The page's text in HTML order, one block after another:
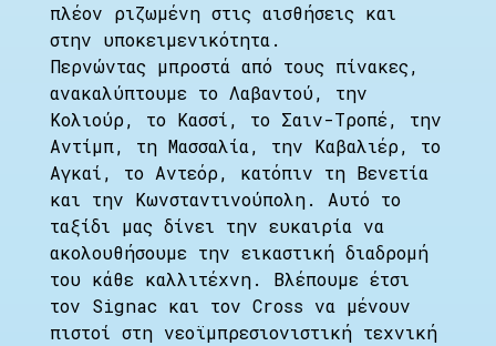
πλέον ριζωμένη στις αισθήσεις και
στην υποκειμενικότητα.
Περνώντας μπροστά από τους πίνακες,
ανακαλύπτουμε το Λαβαντού, την
Κολιούρ, το Κασσί, το Σαιν-Τροπέ, την
Αντίμπ, τη Μασσαλία, την Καβαλιέρ, το
Αγκαί, το Αντεόρ, κατόπιν τη Βενετία
και την Κωνσταντινούπολη. Αυτό το
ταξίδι μας δίνει την ευκαιρία να
ακολουθήσουμε την εικαστική διαδρομή
του κάθε καλλιτέχνη. Βλέπουμε έτσι
τον Signac και τον Cross να μένουν
πιστοί στη νεοϊμπρεσιονιστική τεχνική